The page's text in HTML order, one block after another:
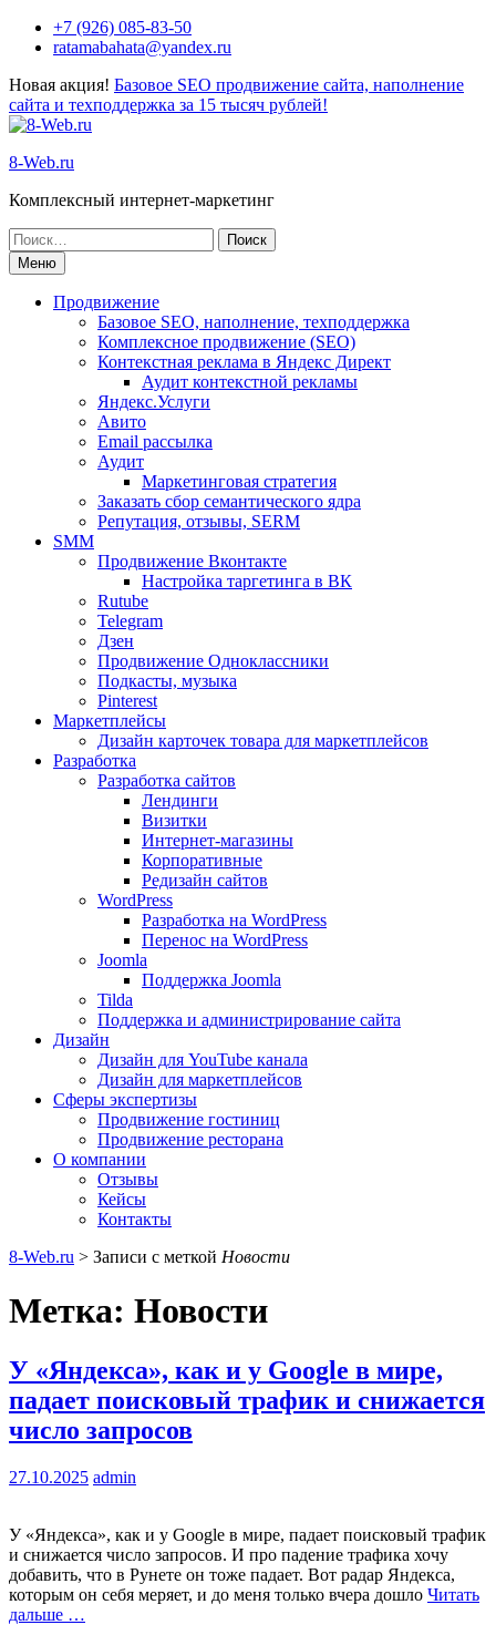
+7 (926) 085-83-50
ratamabahata@yandex.ru
Новая акция! Базовое SEO продвижение сайта, наполнение
сайта и техподдержка за 15 тысяч рублей!
8-Web.ru
Комплексный интернет-маркетинг
Меню
Продвижение
Базовое SEO, наполнение, техподдержка
Комплексное продвижение (SEO)
Контекстная реклама в Яндекс Директ
Аудит контекстной рекламы
Яндекс.Услуги
Авито
Email рассылка
Аудит
Маркетинговая стратегия
Заказать сбор семантического ядра
Репутация, отзывы, SERM
SMM
Продвижение Вконтакте
Настройка таргетинга в ВК
Rutube
Telegram
Дзен
Продвижение Одноклассники
Подкасты, музыка
Pinterest
Маркетплейсы
Дизайн карточек товара для маркетплейсов
Разработка
Разработка сайтов
Лендинги
Визитки
Интернет-магазины
Корпоративные
Редизайн сайтов
WordPress
Разработка на WordPress
Перенос на WordPress
Joomla
Поддержка Joomla
Tilda
Поддержка и администрирование сайта
Дизайн
Дизайн для YouTube канала
Дизайн для маркетплейсов
Сферы экспертизы
Продвижение гостиниц
Продвижение ресторана
О компании
Отзывы
Кейсы
Контакты
8-Web.ru > Записи с меткой Новости
Метка: Новости
У «Яндекса», как и у Google в мире,
падает поисковый трафик и снижается
число запросов
27.10.2025 admin
У «Яндекса», как и у Google в мире, падает поисковый трафик
и снижается число запросов. И про падение трафика хочу
добавить, что в Рунете он тоже падает. Вот радар Яндекса,
которым он себя меряет, и до меня только вчера дошло Читать
дальше …